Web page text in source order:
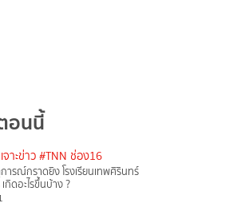
อนนี้
าะข่าว #TNN ช่อง16
ารณ์กราดยิง โรงเรียนเทพศิรินทร์
กิดอะไรขึ้นบ้าง ?